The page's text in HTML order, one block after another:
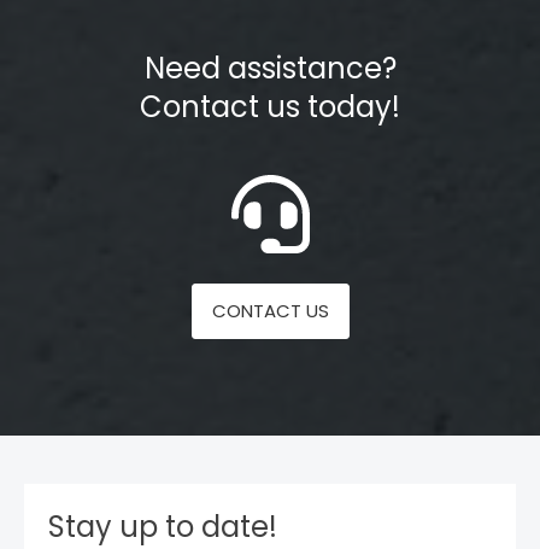
Need assistance?
Contact us today!
CONTACT US
Stay up to date!